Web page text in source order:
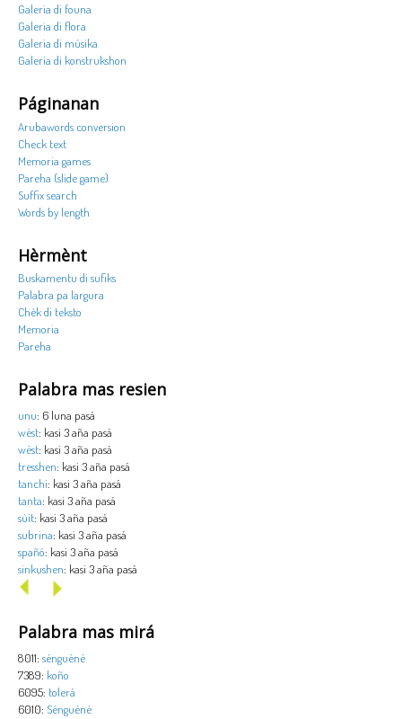
Galeria di founa
Galeria di flora
Galeria di músika
Galeria di konstrukshon
Páginanan
Arubawords conversion
Check text
Memoria games
Pareha (slide game)
Suffix search
Words by length
Hèrmènt
Buskamentu di sufiks
Palabra pa largura
Chèk di teksto
Memoria
Pareha
Palabra mas resien
unu: 6 luna pasá
wèst: kasi 3 aña pasá
wèst: kasi 3 aña pasá
tresshen: kasi 3 aña pasá
tanchi: kasi 3 aña pasá
tanta: kasi 3 aña pasá
sùit: kasi 3 aña pasá
subrina: kasi 3 aña pasá
spañó: kasi 3 aña pasá
sinkushen: kasi 3 aña pasá
Palabra mas mirá
8011: sènguènè
7389: koño
6095: tolerá
6010: Sènguènè